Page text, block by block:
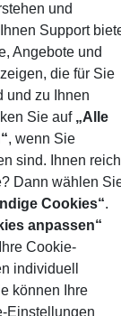
in erhöhter Lage
entfernt.
und
und
Support
Angebote und
die für Sie
und zu Ihnen
Sie auf „Alle
, wenn Sie
sind. Ihnen
Dann wählen
Cookies“.
anpassen“
Cookie-
individuell
können Ihre
Einstellungen